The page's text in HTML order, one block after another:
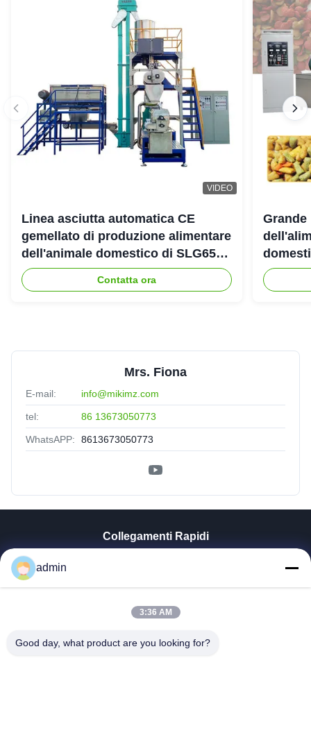
VIDEO
Linea asciutta automatica CE
gemellato di produzione alimentare
dell'animale domestico di SLG65
SLG70 dell'estrusore a vite di
parallelo
Contatta ora
Grande
Mrs. Fiona
E-mail: info@mikimz.com
tel: 86 13673050773
WhatsAPP: 8613673050773
Collegamenti Rapidi
Chi Siamo
Controllo Di Qualità
admin
3:36 AM
Good day, what product are you looking for?